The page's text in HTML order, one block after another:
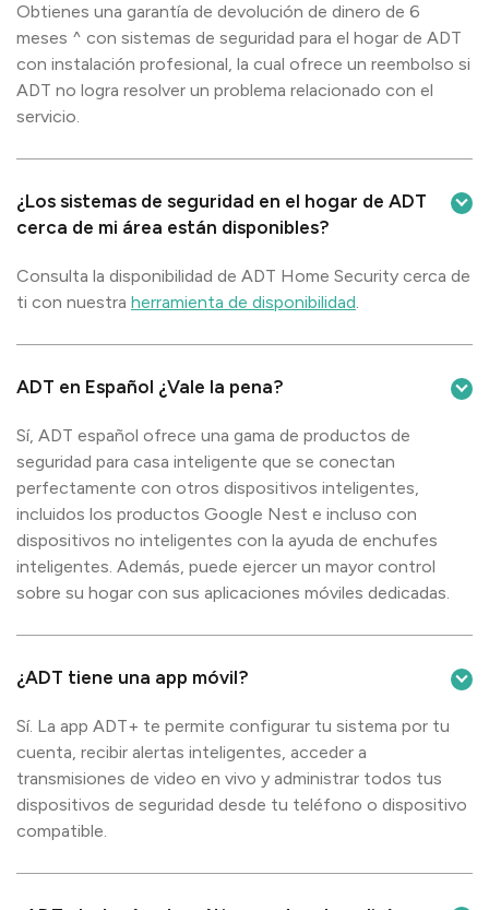
Obtienes una garantía de devolución de dinero de 6
meses ^ con sistemas de seguridad para el hogar de ADT
con instalación profesional, la cual ofrece un reembolso si
ADT no logra resolver un problema relacionado con el
servicio.
¿Los sistemas de seguridad en el hogar de ADT
cerca de mi área están disponibles?
Consulta la disponibilidad de ADT Home Security cerca de
ti con nuestra herramienta de disponibilidad.
ADT en Español ¿Vale la pena?
Sí, ADT español ofrece una gama de productos de
seguridad para casa inteligente que se conectan
perfectamente con otros dispositivos inteligentes,
incluidos los productos Google Nest e incluso con
dispositivos no inteligentes con la ayuda de enchufes
inteligentes. Además, puede ejercer un mayor control
sobre su hogar con sus aplicaciones móviles dedicadas.
¿ADT tiene una app móvil?
Sí. La app ADT+ te permite configurar tu sistema por tu
cuenta, recibir alertas inteligentes, acceder a
transmisiones de video en vivo y administrar todos tus
dispositivos de seguridad desde tu teléfono o dispositivo
compatible.